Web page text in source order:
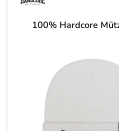
100% Hardcore